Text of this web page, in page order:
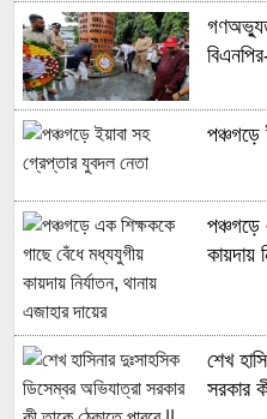
পঞ্চগড়ে
পঞ্চগড়ে
কায়দায়
শেখ
সরকার